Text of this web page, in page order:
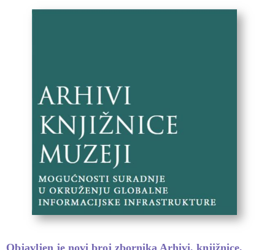
Objavljen je novi broj zbornika Arhivi, knjižnice,